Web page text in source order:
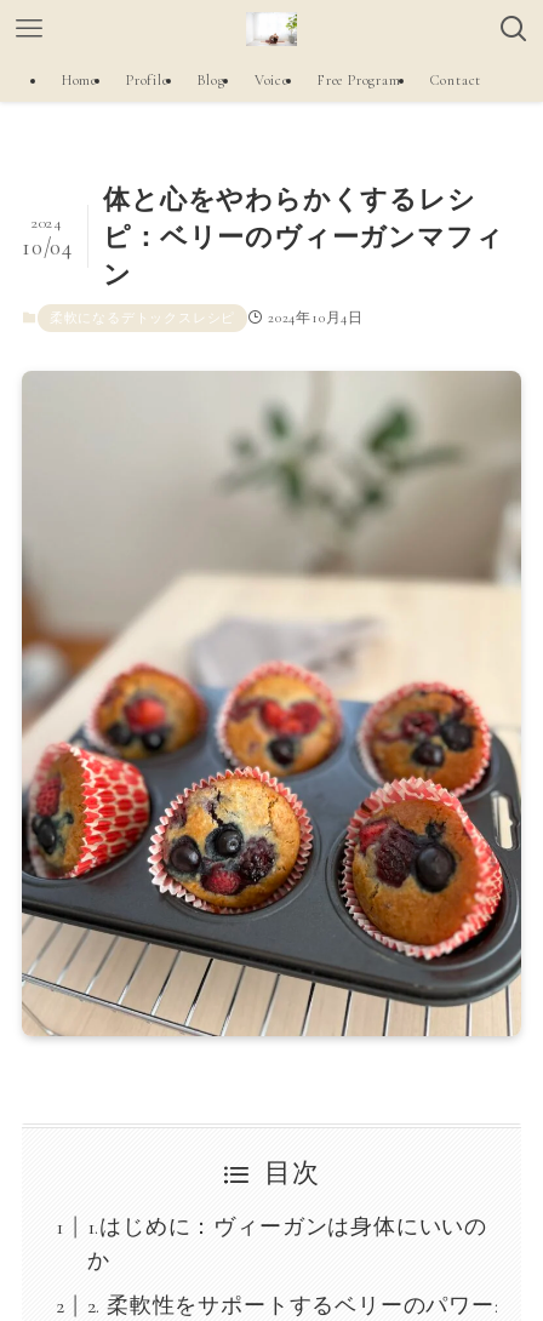
Home Profile Blog Voice Free Program Contact
体と心をやわらかくするレシ
ピ：ベリーのヴィーガンマフィ
ン
2024
10/04
柔軟になるデトックスレシピ 2024年10月4日
目次
1.はじめに：ヴィーガンは身体にいいの
か
2. 柔軟性をサポートするベリーのパワー: